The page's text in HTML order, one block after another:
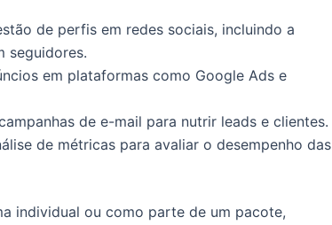
de perfis em redes sociais, incluindo a
seguidores.
em plataformas como Google Ads e
de e-mail para nutrir leads e clientes.
de métricas para avaliar o desempenho das
individual ou como parte de um pacote,